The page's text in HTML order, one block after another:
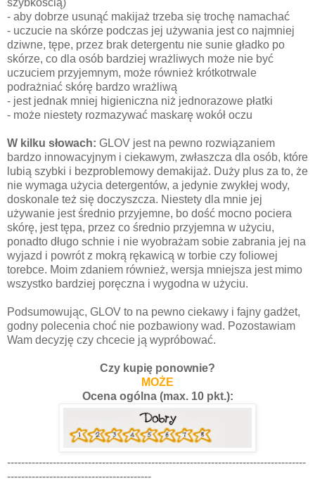
- aby dobrze usunąć makijaż trzeba się trochę namachać
- uczucie na skórze podczas jej używania jest co najmniej
dziwne, tępe, przez brak detergentu nie sunie gładko po
skórze, co dla osób bardziej wrażliwych może nie być
uczuciem przyjemnym, może również krótkotrwale
podrażniać skórę bardzo wrażliwą
- jest jednak mniej higieniczna niż jednorazowe płatki
- może niestety rozmazywać maskarę wokół oczu
W kilku słowach: GLOV jest na pewno rozwiązaniem
bardzo innowacyjnym i ciekawym, zwłaszcza dla osób, które
lubią szybki i bezproblemowy demakijaż. Duży plus za to, że
nie wymaga użycia detergentów, a jedynie zwykłej wody,
doskonale też się doczyszcza. Niestety dla mnie jej
używanie jest średnio przyjemne, bo dość mocno pociera
skórę, jest tępa, przez co średnio przyjemna w użyciu,
ponadto długo schnie i nie wyobrażam sobie zabrania jej na
wyjazd i powrót z mokrą rękawicą w torbie czy foliowej
torebce. Moim zdaniem również, wersja mniejsza jest mimo
wszystko bardziej poręczna i wygodna w użyciu.
Podsumowując, GLOV to na pewno ciekawy i fajny gadżet,
godny polecenia choć nie pozbawiony wad. Pozostawiam
Wam decyzję czy chcecie ją wypróbować.
Czy kupię ponownie?
MOŻE
Ocena ogólna (max. 10 pkt.):
-------------------------------------------------------------------------------------
-----------------------------------------